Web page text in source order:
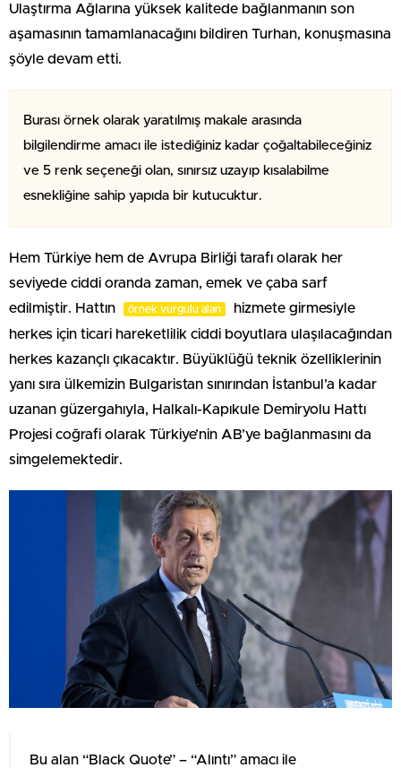
Ulaştırma Ağlarına yüksek kalitede bağlanmanın son
aşamasının tamamlanacağını bildiren Turhan, konuşmasına
şöyle devam etti.
Burası örnek olarak yaratılmış makale arasında
bilgilendirme amacı ile istediğiniz kadar çoğaltabileceğiniz
ve 5 renk seçeneği olan, sınırsız uzayıp kısalabilme
esnekliğine sahip yapıda bir kutucuktur.
Hem Türkiye hem de Avrupa Birliği tarafı olarak her
seviyede ciddi oranda zaman, emek ve çaba sarf
edilmiştir. Hattın
örnek vurgulu alan
hizmete girmesiyle
herkes için ticari hareketlilik ciddi boyutlara ulaşılacağından
herkes kazançlı çıkacaktır. Büyüklüğü teknik özelliklerinin
yanı sıra ülkemizin Bulgaristan sınırından İstanbul’a kadar
uzanan güzergahıyla, Halkalı-Kapıkule Demiryolu Hattı
Projesi coğrafi olarak Türkiye’nin AB’ye bağlanmasını da
simgelemektedir.
Bu alan “Black Quote” – “Alıntı” amacı ile